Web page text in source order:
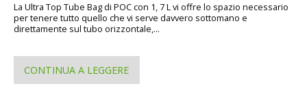
La Ultra Top Tube Bag di POC con 1, 7 L vi offre lo spazio necessario
per tenere tutto quello che vi serve davvero sottomano e
direttamente sul tubo orizzontale,...
CONTINUA A LEGGERE